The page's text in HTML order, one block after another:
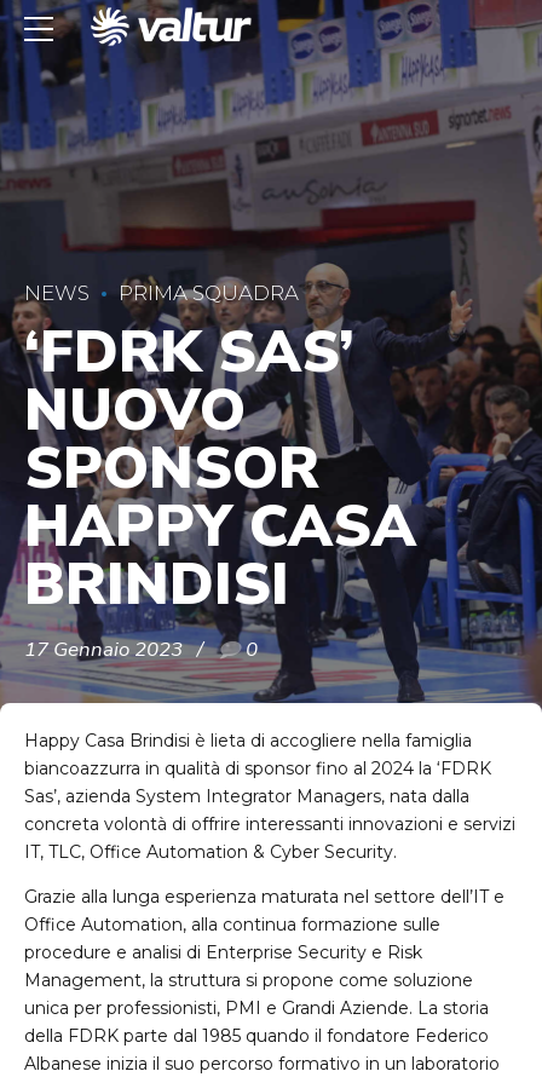
NEWS PRIMA SQUADRA
‘FDRK SAS’
NUOVO
SPONSOR
HAPPY CASA
BRINDISI
17 Gennaio 2023 0
Happy Casa Brindisi è lieta di accogliere nella famiglia
biancoazzurra in qualità di sponsor fino al 2024 la ‘FDRK
Sas’, azienda System Integrator Managers, nata dalla
concreta volontà di offrire interessanti innovazioni e servizi
IT, TLC, Office Automation & Cyber Security.
Grazie alla lunga esperienza maturata nel settore dell’IT e
Office Automation, alla continua formazione sulle
procedure e analisi di Enterprise Security e Risk
Management, la struttura si propone come soluzione
unica per professionisti, PMI e Grandi Aziende. La storia
della FDRK parte dal 1985 quando il fondatore Federico
Albanese inizia il suo percorso formativo in un laboratorio